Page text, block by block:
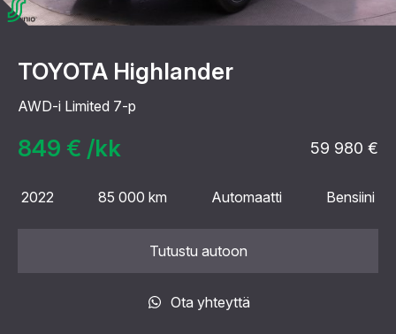
TOYOTA Highlander
AWD-i Limited 7-p
849 € /kk 59 980 €
2022 85 000 km Automaatti Bensiini
Tutustu autoon
Ota yhteyttä